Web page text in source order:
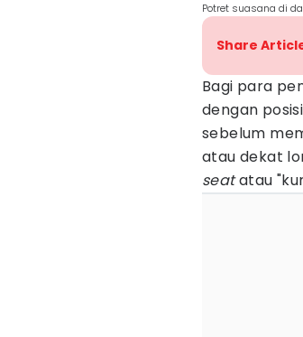
Potret suasana di
Share
Bagi para
dengan
sebelum
atau dekat
seatatau